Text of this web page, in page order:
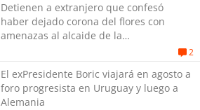
Detienen a extranjero que confesó
haber dejado corona del flores con
amenazas al alcaide de la
2
El exPresidente Boric viajará en agosto a
foro progresista en Uruguay y luego a
Alemania